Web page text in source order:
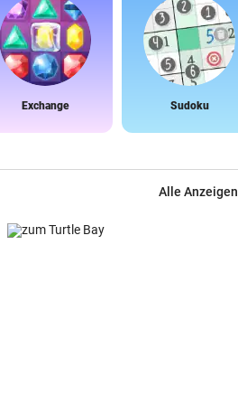
Exchange Sudoku
Alle Anzeigen